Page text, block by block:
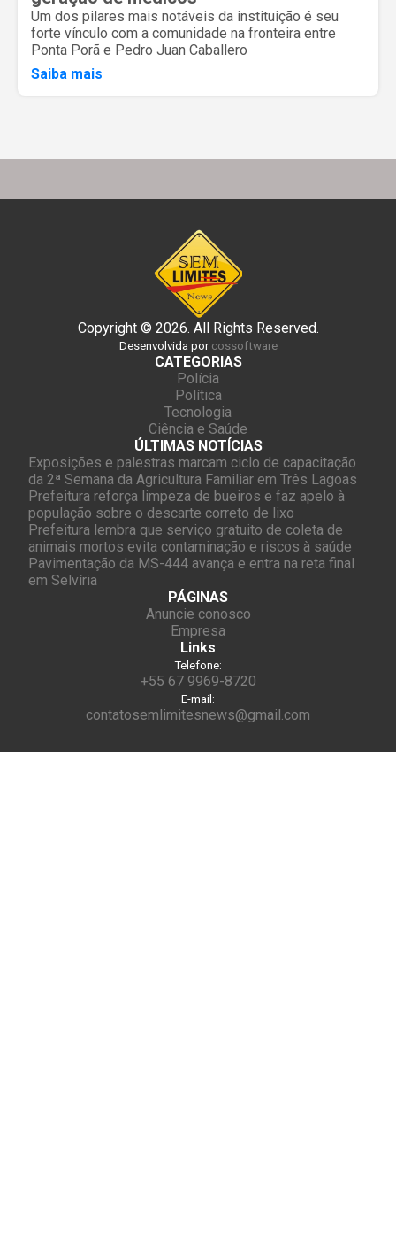
Um dos pilares mais notáveis da instituição é seu
forte vínculo com a comunidade na fronteira entre
Ponta Porã e Pedro Juan Caballero
Saiba mais
Copyright © 2026. All Rights Reserved.
Desenvolvida por cossoftware
CATEGORIAS
Polícia
Política
Tecnologia
Ciência e Saúde
ÚLTIMAS NOTÍCIAS
Exposições e palestras marcam ciclo de capacitação
da 2ª Semana da Agricultura Familiar em Três Lagoas
Prefeitura reforça limpeza de bueiros e faz apelo à
população sobre o descarte correto de lixo
Prefeitura lembra que serviço gratuito de coleta de
animais mortos evita contaminação e riscos à saúde
Pavimentação da MS-444 avança e entra na reta final
em Selvíria
PÁGINAS
Anuncie conosco
Empresa
Links
Telefone:
+55 67 9969-8720
E-mail:
contatosemlimitesnews@gmail.com